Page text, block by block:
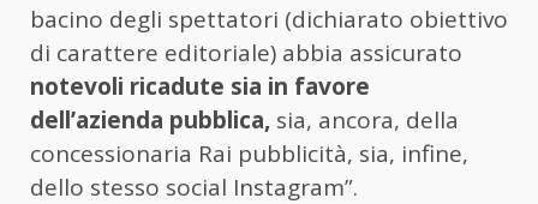
bacino degli spettatori (dichiarato obiettivo
di carattere editoriale) abbia assicurato
notevoli ricadute sia in favore
dell’azienda pubblica, sia, ancora, della
concessionaria Rai pubblicità, sia, infine,
dello stesso social Instagram”.